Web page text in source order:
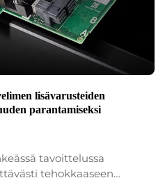
lisävarusteiden
parantamiseksi
tavoittelussa
tehokkaaseen